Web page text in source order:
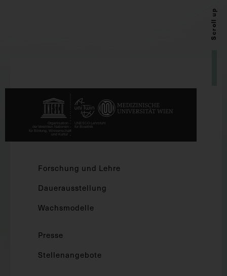
Scroll up
Forschung und Lehre
Dauerausstellung
Wachsmodelle
Presse
Stellenangebote